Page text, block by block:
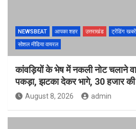
NEWSBEAT आपका शहर उत्तराखंड ट्रेंडिंग खबरें
सोशल मीडिया वायरल
कांवड़ियों के भेष में नकली नोट चलाने
पकड़ा, झटका देकर भागे, 30 हजार
August 8, 2026 admin